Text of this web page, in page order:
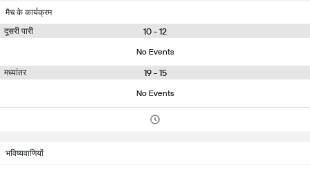
मैच के कार्यक्रम
दूसरी पारी
10 - 12
No Events
मध्यांतर 19 - 15
No Events
भविष्यवाणियों